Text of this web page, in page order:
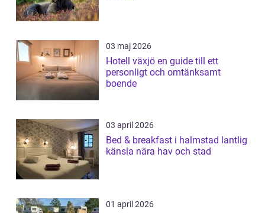
03 maj 2026
Hotell växjö en guide till ett
personligt och omtänksamt
boende
03 april 2026
Bed & breakfast i halmstad lantlig
känsla nära hav och stad
01 april 2026